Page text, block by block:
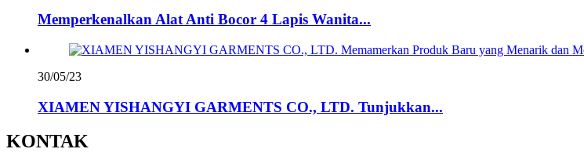
Memperkenalkan Alat Anti Bocor 4 Lapis Wanita...
30/05/23
XIAMEN YISHANGYI GARMENTS CO., LTD. Tunjukkan...
KONTAK